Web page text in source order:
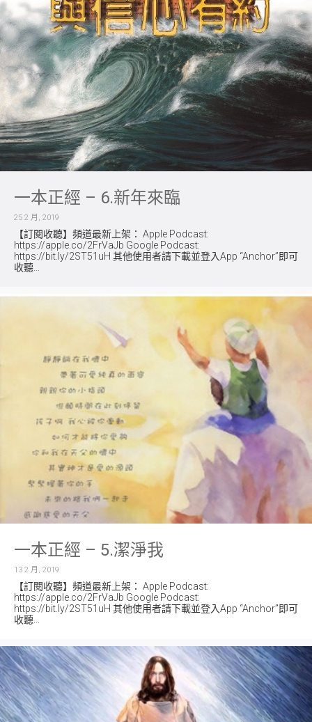
一本正經 – 6.新年來臨
25 2 月, 2019
【訂閱收聽】頻道最新上架： Apple Podcast:
https://apple.co/2FrVaJb Google Podcast:
https://bit.ly/2ST51uH 其他使用者請下載並登入App “Anchor”即可
收聽...
一本正經 – 5.潔淨我
13 2 月, 2019
【訂閱收聽】頻道最新上架： Apple Podcast:
https://apple.co/2FrVaJb Google Podcast:
https://bit.ly/2ST51uH 其他使用者請下載並登入App “Anchor”即可
收聽...